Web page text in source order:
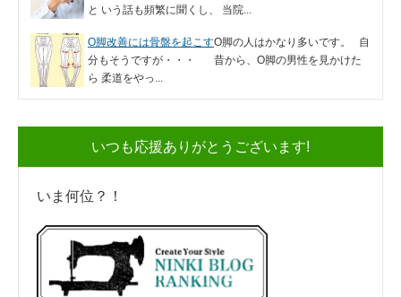
と いう話も頻繁に聞くし、 当院...
O脚改善には骨盤を起こすO脚の人はかなり多いです。 自
分もそうですが・・・ 昔から、O脚の男性を見かけた
ら 柔道をやっ...
いつも応援ありがとうございます!
いま何位？！